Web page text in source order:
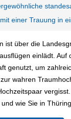
einer Trauung in
ist über die
einlädt. Auf
genutzt, um
wahren
wie Sie in